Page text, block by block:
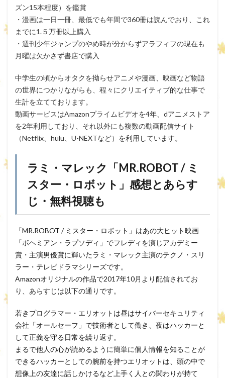
ズン15本程度）を鑑賞
・漫画は一日一冊、最低でも年間で360冊は読んでおり、これ
までに1.５万冊以上購入
・週刊少年ジャンプのやめ時が分からずアラフィフの現在も
月曜は欠かさず書店で購入
中学生の頃からオタクを拗らせアニメや漫画、映画など物語
の世界につかりながらも、程々にクリエイティブ的な仕事で
生計を立てております。
動画サービスはAmazonプライムビデオを4年、dアニメストア
を2年利用しており、それ以外にも複数の動画配信サイト
（Netflix、hulu、U-NEXTなど）を利用しています。
ラミ・マレック「MR.ROBOT / ミ
スター・ロボット」感想とあらす
じ・無料視聴も
「MR.ROBOT / ミスター・ロボット」はあの大ヒット映画
「ボヘミアン・ラプソディ」でフレディを演じアカデミー
賞・主演男優賞に輝いたラミ・マレック主演のテクノ・スリ
ラー・テレビドラマシリーズです。
Amazonオリジナルの作品で2017年10月より配信されてお
り、あらすじは以下の通りです。
若きプログラマー・エリオットは昼はサイバーセキュリティ
会社「オールセーフ」で技術者として働き、夜はハッカーと
して正義を守る日常を繰り返す。
まるで他人の心が読めるように簡単に個人情報を知ることが
できるハッカーとしての腕前を持つエリオットは、頭の中で
想像上の友達に話しかけるなど上手く人との関わりが持て